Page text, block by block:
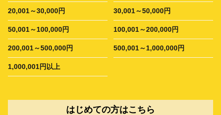
20,001～30,000円 30,001～50,000円
50,001～100,000円 100,001～200,000円
200,001～500,000円 500,001～1,000,000円
1,000,001円以上
はじめての方はこちら